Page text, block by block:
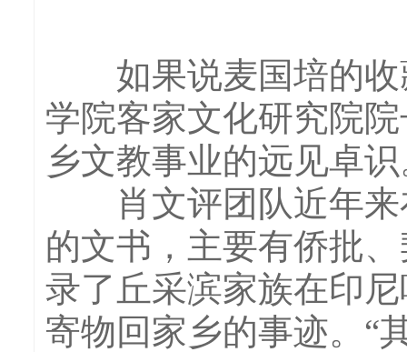
如果说麦国培的收
学院客家文化研究院
乡文教事业的远见卓
肖文评团队近年来
的文书，主要有侨批
录了丘采滨家族在印
寄物回家乡的事迹。“